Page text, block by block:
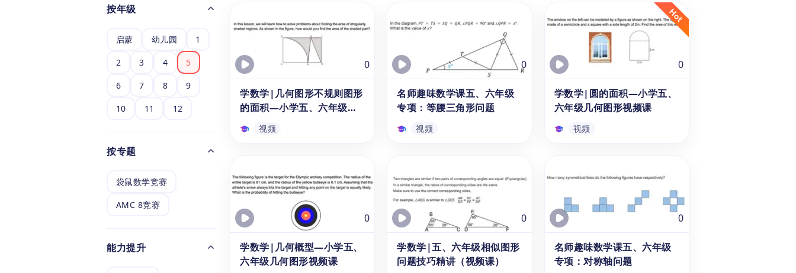
按年级
启蒙 幼儿园 1
2 3 4 5
6 7 8 9
10 11 12
按专题
袋鼠数学竞赛
AMC 8竞赛
能力提升
0
学数学|几何图形不规则图形
的面积—小学五、六年级视
视频
形的面积—小学五、六年级
视频课
本数学视频课是专为小学五年级
与六年级的10-11岁学生录制的
小学几何图形知识点讲解课程，
通过详细的解题分析思路与步骤
演示，引导五年级与六年级学生
运用数学中的割补法、旋转法、
等积变形法等多种解题策略，将
视频
0
名师趣味数学课五、六年级
专项：等腰三角形问题
视频
专项：等腰三角形问题
本视频课程是针对10-11岁的
5、6年级学生录制的，时长3-5
分钟的趣味数学知识讲解短视
频。旨在帮助这一年龄段的学生
利用碎片化的时间学习等腰三角
形的定义、性质及定理应用方
式。本课程为“名师趣味数学
视频
0
学数学|圆的面积—小学五、
六年级几何图形视频课
视频
五、六年级几何图形视频课
本视频是专为小学五年级与六年
级的10-11岁学生录制的几何图
形讲解课程，通过详细的解题思
路分析与步骤演示，通过题目讲
解帮助学生学习和掌握圆面积的
计算公式、应用技巧。本课程
为“讲给孩子的数学几何问题”系
视频
0
学数学|几何概型—小学五、
六年级几何图形视频课
0
学数学|五、六年级相似图形
问题技巧精讲（视频课）
0
名师趣味数学课五、六年级
专项：对称轴问题